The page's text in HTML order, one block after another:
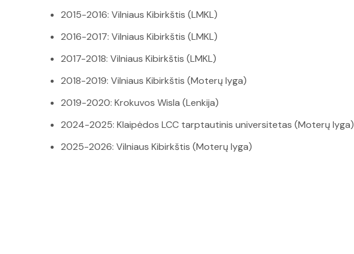
2015-2016: Vilniaus Kibirkštis (LMKL)
2016-2017: Vilniaus Kibirkštis (LMKL)
2017-2018: Vilniaus Kibirkštis (LMKL)
2018-2019: Vilniaus Kibirkštis (Moterų lyga)
2019-2020: Krokuvos Wisla (Lenkija)
2024-2025: Klaipėdos LCC tarptautinis universitetas (Moterų lyga)
2025-2026: Vilniaus Kibirkštis (Moterų lyga)